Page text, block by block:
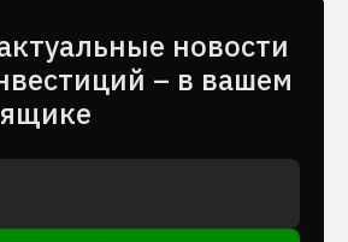
новости
– в вашем